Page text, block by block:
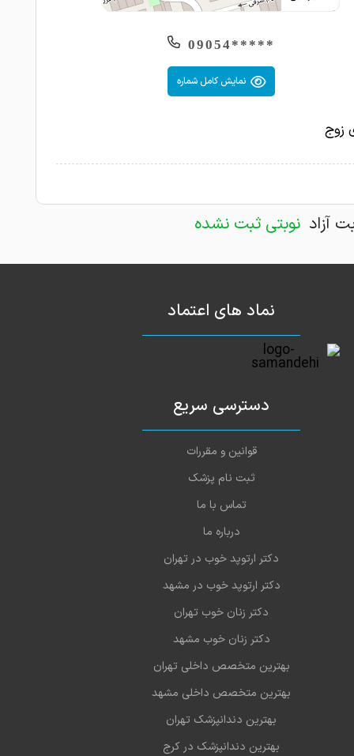
آزاد نوبتی ثبت نشده
*****09054
نمایش کامل شماره
زوج
نماد های اعتماد
دسترسی سریع
قوانین و مقررات
ثبت نام پزشک
تماس با ما
درباره ما
دکتر ارتوپد خوب در تهران
دکتر ارتوپد خوب در مشهد
دکتر زنان خوب تهران
دکتر زنان خوب مشهد
بهترین متخصص داخلی تهران
بهترین متخصص داخلی مشهد
بهترین دندانپزشک تهران
بهترین دندانپزشک در کرج